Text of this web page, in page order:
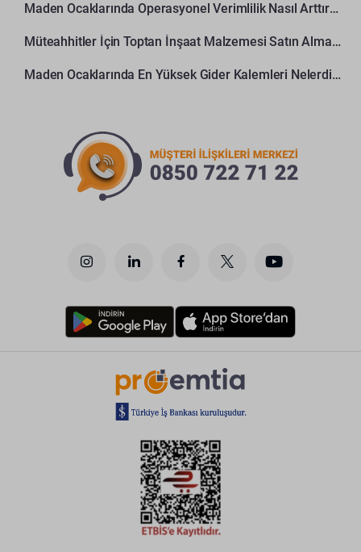
Maden Ocaklarında Operasyonel Verimlilik Nasıl Arttırılır?
Müteahhitler İçin Toptan İnşaat Malzemesi Satın Alma Rehberi
Maden Ocaklarında En Yüksek Gider Kalemleri Nelerdir?